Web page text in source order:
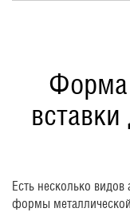
Форма
Есть несколько
формы металлической